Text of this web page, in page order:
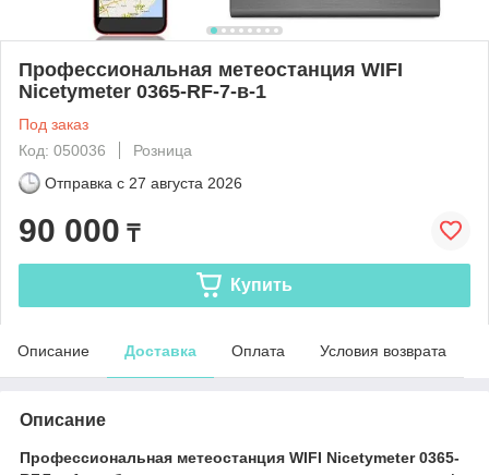
Профессиональная метеостанция WIFI
Nicetymeter 0365-RF-7-в-1
Под заказ
Код: 050036
Розница
Отправка с 27 августа 2026
90 000 ₸
Купить
Описание Доставка Оплата Условия возврата
Описание
Профессиональная метеостанция WIFI Nicetymeter 0365-